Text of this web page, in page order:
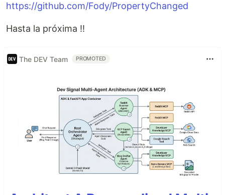
https://github.com/Fody/PropertyChanged
Hasta la próxima !!
The DEV Team PROMOTED